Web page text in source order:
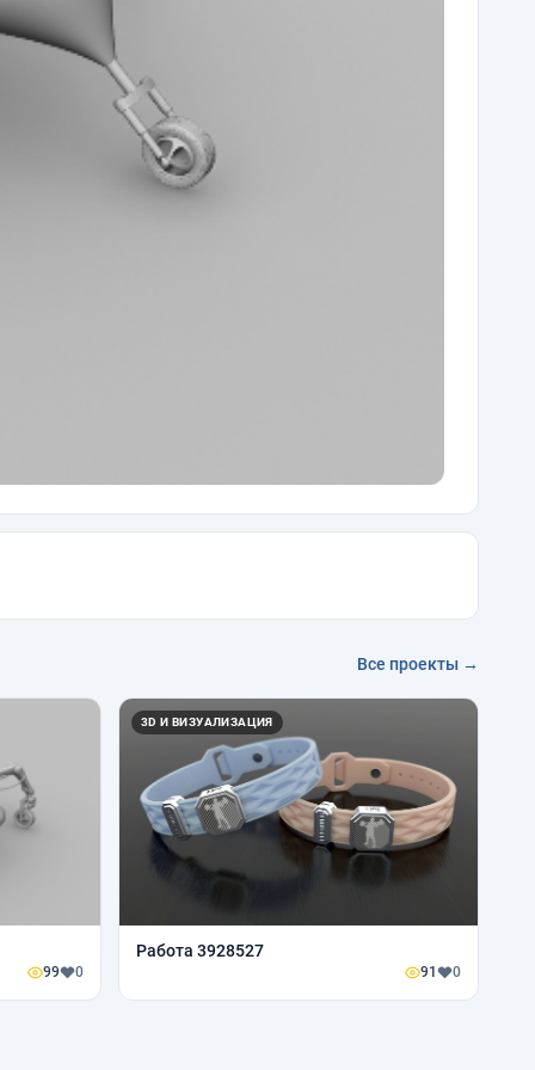
Все проекты →
99 0
3D И ВИЗУАЛИЗАЦИЯ
Работа 3928527
91 0